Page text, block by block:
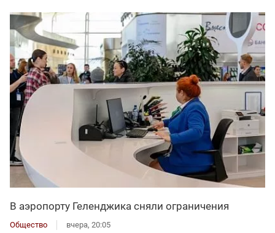
В аэропорту Геленджика сняли ограничения
Общество вчера, 20:05